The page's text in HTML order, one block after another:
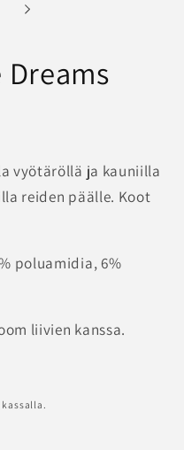
Dreams
vyötäröllä ja kauniilla
reiden päälle. Koot
poluamidia, 6%
liivien kanssa.